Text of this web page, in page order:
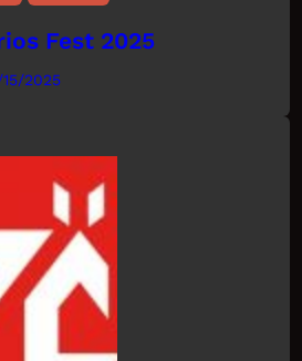
Fest 2025
2025